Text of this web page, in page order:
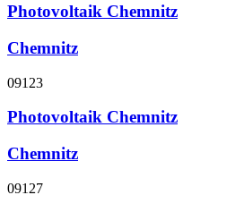
Photovoltaik Chemnitz
Chemnitz
09123
Photovoltaik Chemnitz
Chemnitz
09127